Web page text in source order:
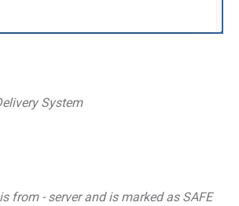
System
from - server and is marked as SAFE